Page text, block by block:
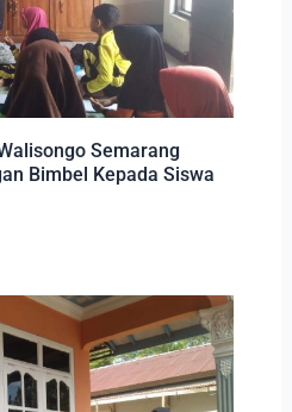
Semarang
Bimbel Kepada Siswa